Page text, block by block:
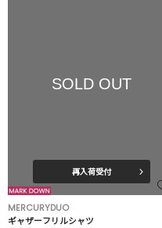
SOLD OUT
再入荷受付
MERCURYDUO
ギャザーフリルシャツ